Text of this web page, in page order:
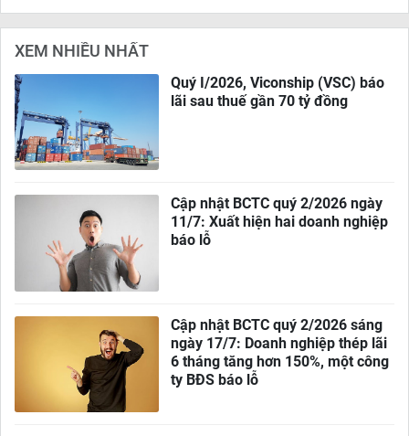
XEM NHIỀU NHẤT
Quý I/2026, Viconship (VSC) báo
lãi sau thuế gần 70 tỷ đồng
Cập nhật BCTC quý 2/2026 ngày
11/7: Xuất hiện hai doanh nghiệp
báo lỗ
Cập nhật BCTC quý 2/2026 sáng
ngày 17/7: Doanh nghiệp thép lãi
6 tháng tăng hơn 150%, một công
ty BĐS báo lỗ